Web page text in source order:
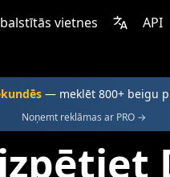
vietnes API
— meklēt 800+ beigu
Noņemt reklāmas ar PRO →